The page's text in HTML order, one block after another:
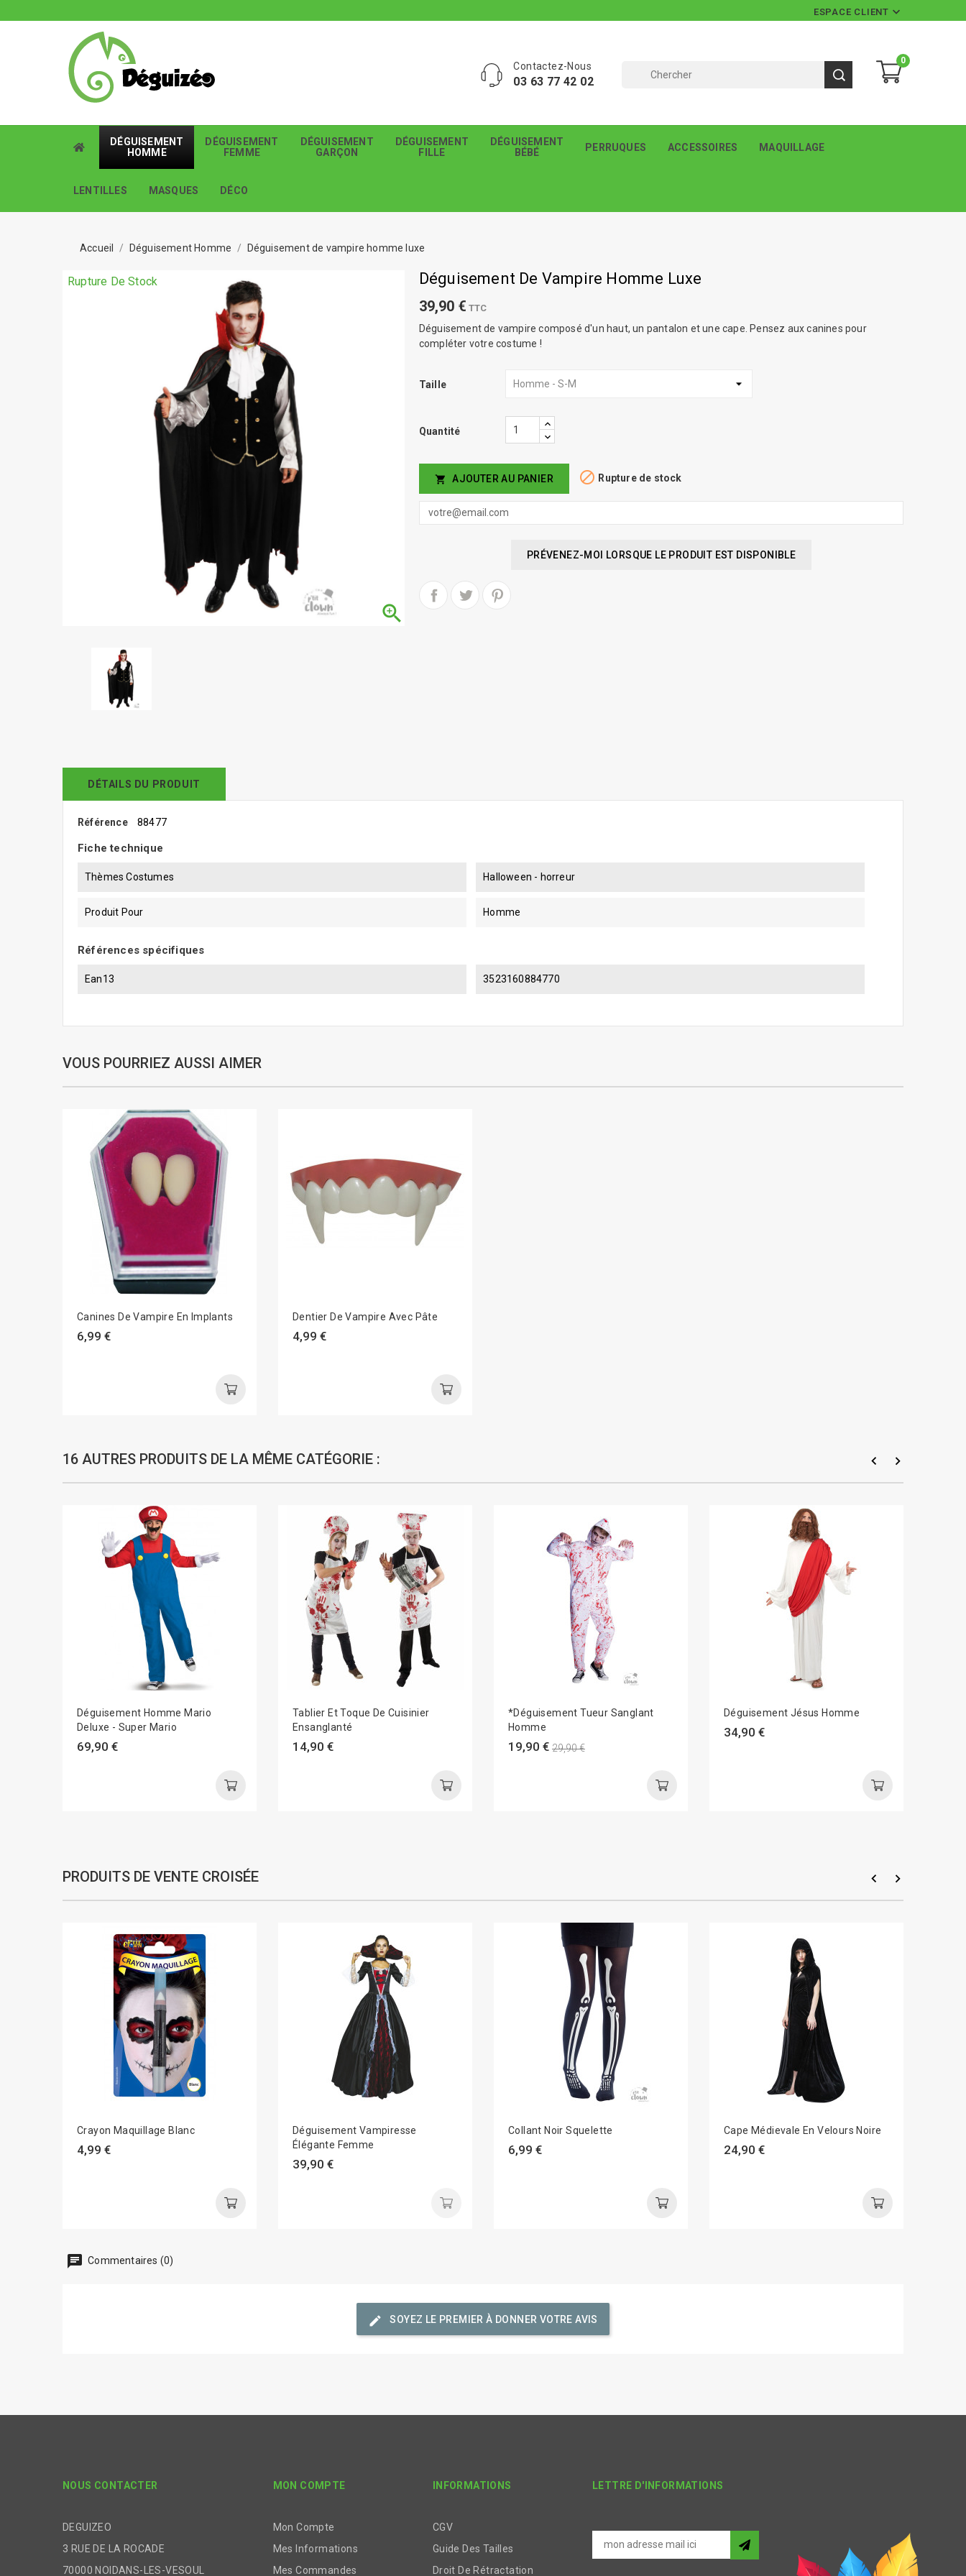
ESPACE CLIENT 
0
Contactez-Nous
03 63 77 42 02
DÉGUISEMENT
HOMME
DÉGUISEMENT
FEMME
DÉGUISEMENT
GARÇON
DÉGUISEMENT
FILLE
DÉGUISEMENT
BÉBÉ
PERRUQUES ACCESSOIRES MAQUILLAGE
LENTILLES MASQUES DÉCO
Accueil Déguisement Homme Déguisement de vampire homme luxe
Rupture De Stock

Déguisement De Vampire Homme Luxe
39,90 € TTC
Déguisement de vampire composé d'un haut, un pantalon et une cape. Pensez aux canines pour
compléter votre costume !
Taille
Quantité
 AJOUTER AU PANIER  Rupture de stock
PRÉVENEZ-MOI LORSQUE LE PRODUIT EST DISPONIBLE
DÉTAILS DU PRODUIT
Référence 88477
Fiche technique
Thèmes Costumes Halloween - horreur
Produit Pour Homme
Références spécifiques
Ean13 3523160884770
VOUS POURRIEZ AUSSI AIMER
Canines De Vampire En Implants
6,99 €
Dentier De Vampire Avec Pâte
4,99 €
16 AUTRES PRODUITS DE LA MÊME CATÉGORIE :
Déguisement Homme Mario
Deluxe - Super Mario
69,90 €
Tablier Et Toque De Cuisinier
Ensanglanté
14,90 €
*Déguisement Tueur Sanglant
Homme
19,90 € 29,90 €
Déguisement Jésus Homme
34,90 €
PRODUITS DE VENTE CROISÉE
Crayon Maquillage Blanc
4,99 €
Déguisement Vampiresse
Élégante Femme
39,90 €
Collant Noir Squelette
6,99 €
Cape Médievale En Velours Noire
24,90 €
chat Commentaires (0)
edit SOYEZ LE PREMIER À DONNER VOTRE AVIS
NOUS CONTACTER
DEGUIZEO
3 RUE DE LA ROCADE
70000 NOIDANS-LES-VESOUL
MON COMPTE
Mon Compte
Mes Informations
Mes Commandes
INFORMATIONS
CGV
Guide Des Tailles
Droit De Rétractation
LETTRE D'INFORMATIONS